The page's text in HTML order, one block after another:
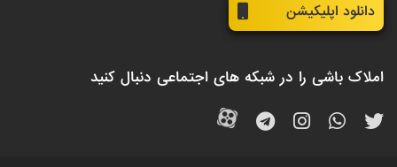
دانلود اپلیکیشن
املاک باشی را در شبکه های اجتماعی دنبال کنید